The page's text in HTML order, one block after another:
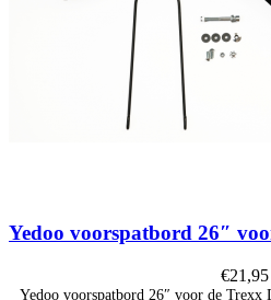
Yedoo voorspatbord 26″
€21,95
Yedoo voorspatbord 26″ voor de Trexx